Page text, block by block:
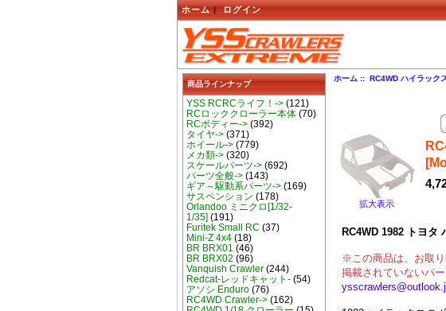
ホーム | ログイン
商品ラインナップ
YSS RCRCライフ！->(121)
RCロッククローラー本体(70)
RCボディー->(392)
タイヤ->(371)
ホイール->(779)
メカ類->(320)
スケールパーツ->(692)
パーツ全般->(143)
ギア～駆動系パーツ->(169)
サスペンション (178)
Orlandoo ミニクロ[1/32-
1/35] (191)
Furitek Small RC (37)
Mini-Z 4x4(18)
BR BRX01 (46)
BR BRX02 (96)
Vanquish Crawler(244)
Redcat-レッドキャット-(54)
アソシ Enduro(76)
RC4WD Crawler->(162)
ホーム ::RC4WD ハイラック
拡大表示
RC4WD 1982 トヨタ
※この商品は、お取
掲載されていないパ